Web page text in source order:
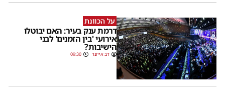
על הכוונת
דרמת ענק בעיר: האם יבוטלו
אירועי 'בין הזמנים' לבני
הישיבות?
דב אייזנר 09:30